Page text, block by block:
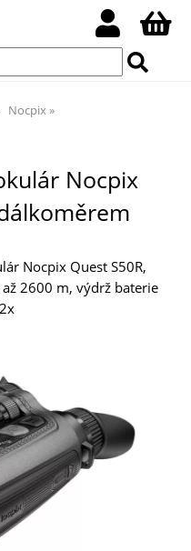
Nocpix
Nocpix
Nocpix Quest S50R,
2600 m, výdrž baterie